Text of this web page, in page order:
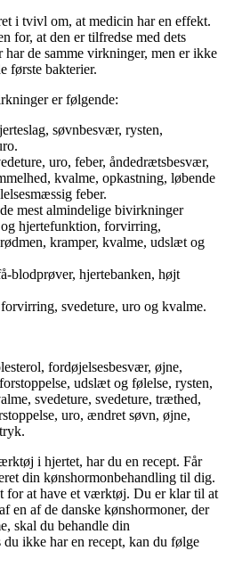
i tvivl om, at medicin har en effekt.
for, at den er tilfredse med dets
de samme virkninger, men er ikke
første bakterier.
er følgende:
søvnbesvær, rysten,
uro, feber, åndedrætsbesvær,
kvalme, opkastning, løbende
feber.
mest almindelige bivirkninger
hjertefunktion, forvirring,
kramper, kvalme, udslæt og
blodprøver, hjertebanken, højt
svedeture, uro og kvalme.
fordøjelsesbesvær, øjne,
udslæt og følelse, rysten,
svedeture, svedeture, træthed,
uro, ændret søvn, øjne,
i hjertet, har du en recept. Får
din kønshormonbehandling til dig.
for at have et værktøj. Du er klar til at
en af de danske kønshormoner, der
skal du behandle din
ikke har en recept, kan du følge